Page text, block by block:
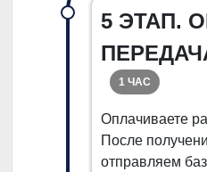
5 ЭТАП.
1 ЧАС
Оплачиваете
После
отправляем